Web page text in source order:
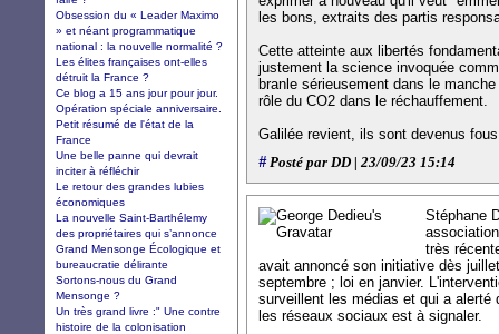
les bons, extraits des partis
Cette atteinte aux libertés
justement la science invoquée
branle sérieusement dans le
rôle du CO2 dans le réchauffement.
Galilée revient, ils sont devenus
#Posté par DD | 23/09/23 15:14
Stéphane
très
avait annoncé son initiative dès
septembre ; loi en janvier.
surveillent les médias et qui a
les réseaux sociaux est à signaler.
Obsession du « Leader Maximo
» et néant programmatique
national : la nouvelle normalité ?
Les élites françaises ont-elles
détruit la France ?
Ce blog a 15 ans jour pour jour.
Opération spéciale anniversaire.
Petit résumé de l'état de la
France
Une belle panne qui devrait
inciter à réfléchir
Le retour des grandes lubies
économiques
La nouvelle Saint-Barthélemy
des propriétaires qui s’annonce
Grand Mensonge Écologique et
bureaucratie délirante
Sortons-nous du Grand
Mensonge ?
Un très grand livre :" Une contre
histoire de la colonisation